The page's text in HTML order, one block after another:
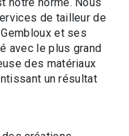
notre norme. Nous
de tailleur de
et ses
avec le plus grand
des matériaux
un résultat